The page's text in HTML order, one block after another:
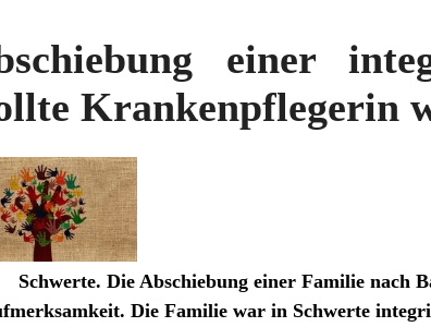
einer
Krankenpflegerin
Schwerte. Die Abschiebung einer Familie nach
Die Familie war in Schwerte